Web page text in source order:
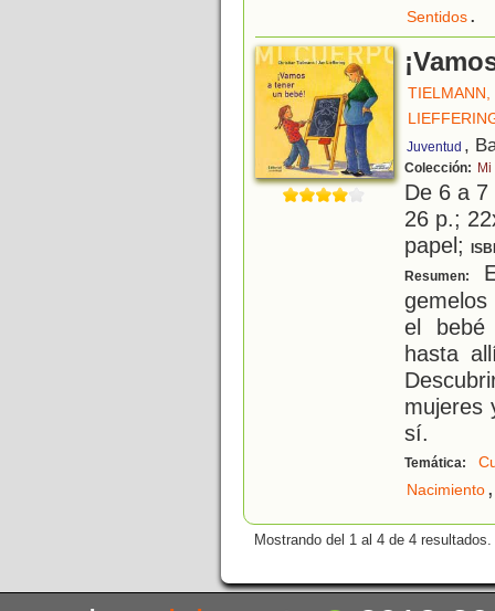
Sentidos.
TIELMANN,
Juventud ,
Colección:
De 6 a
26 p.;
papel;
Resumen:
el bebé
hasta
mujeres
sí.
Temática:
Nacimiento,
Mostrando del 1 al 4 de 4 resultados.